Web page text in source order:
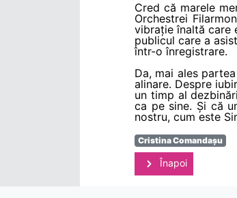
Cred că marele
Orchestrei
vibrație înaltă care
publicul care a
într-o înregistrare.
Da, mai ales
alinare. Despre
un timp al
ca pe sine. Și că
nostru, cum este
Cristina Comandașu
Înapoi